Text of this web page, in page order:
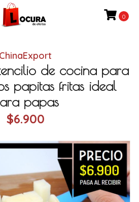
0
ChinaExport
de cocina para
papitas fritas ideal
papas
$6.900